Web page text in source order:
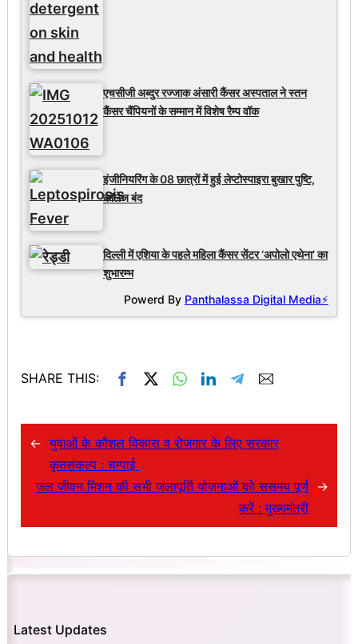
एचसीजी अब्दुर रज्जाक अंसारी कैंसर अस्पताल ने स्तन
कैंसर चैंपियनों के सम्मान में विशेष रैम्प वॉक
इंजीनियरिंग के 08 छात्रों में हुई लेप्टोस्पाइरा बुखार पुष्टि,
कॉलेज बंद
दिल्ली में एशिया के पहले महिला कैंसर सेंटर ‘अपोलो एथेना’ का
शुभारम्भ
Powerd By Panthalassa Digital Media⚡
SHARE THIS:
← युवाओं के कौशल विकास व रोजगार के लिए सरकार
कृतसंकल्प : चम्पाई
जल जीवन मिशन की सभी जलापूर्ति योजनाओं को ससमय पूर्ण
करें : मुख्यमंत्री
→
Latest Updates